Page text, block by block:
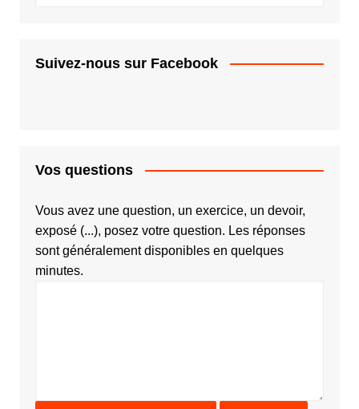
Suivez-nous sur Facebook
Vos questions
Vous avez une question, un exercice, un devoir,
exposé (...), posez votre question. Les réponses
sont généralement disponibles en quelques
minutes.